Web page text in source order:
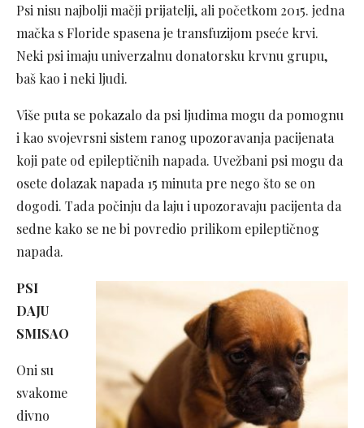
Psi nisu najbolji mačji prijatelji, ali početkom 2015. jedna
mačka s Floride spasena je transfuzijom pseće krvi.
Neki psi imaju univerzalnu donatorsku krvnu grupu,
baš kao i neki ljudi.
Više puta se pokazalo da psi ljudima mogu da pomognu
i kao svojevrsni sistem ranog upozoravanja pacijenata
koji pate od epileptičnih napada. Uvežbani psi mogu da
osete dolazak napada 15 minuta pre nego što se on
dogodi. Tada počinju da laju i upozoravaju pacijenta da
sedne kako se ne bi povredio prilikom epileptičnog
napada.
PSI
DAJU
SMISAO
Oni su
svakome
divno